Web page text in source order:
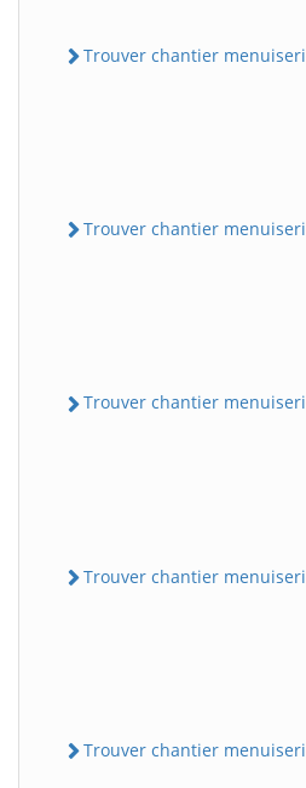
Trouver chantier
Trouver chantier
Trouver chantier
Trouver chantier
Trouver chantier